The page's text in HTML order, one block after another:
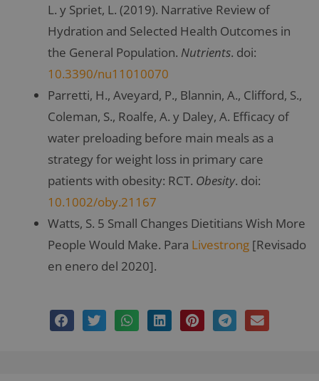
L. y Spriet, L. (2019). Narrative Review of
Hydration and Selected Health Outcomes in
the General Population. Nutrients. doi:
10.3390/nu11010070
Parretti, H., Aveyard, P., Blannin, A., Clifford, S.,
Coleman, S., Roalfe, A. y Daley, A. Efficacy of
water preloading before main meals as a
strategy for weight loss in primary care
patients with obesity: RCT. Obesity. doi:
10.1002/oby.21167
Watts, S. 5 Small Changes Dietitians Wish More
People Would Make. Para Livestrong [Revisado
en enero del 2020].